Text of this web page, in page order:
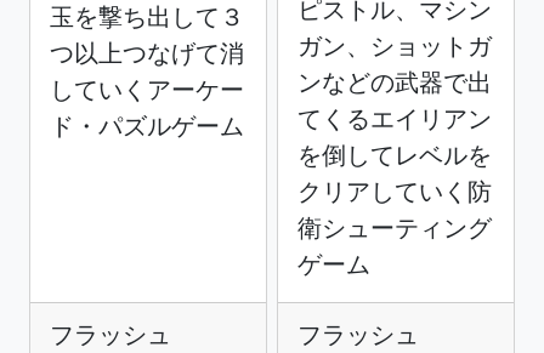
玉を撃ち出して３
つ以上つなげて消
していくアーケー
ド・パズルゲーム
フラッシュ
ピストル、マシン
ガン、ショットガ
ンなどの武器で出
てくるエイリアン
を倒してレベルを
クリアしていく防
衛シューティング
ゲーム
フラッシュ